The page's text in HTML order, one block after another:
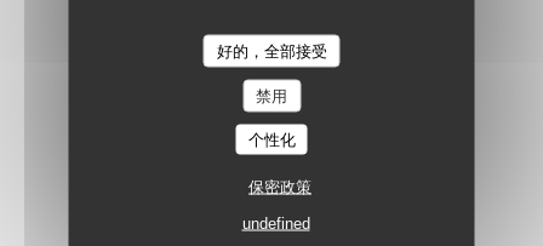
好的，全部接受
禁用
个性化
保密政策
undefined
5,00 EUR
COCA
5,00 EUR
½ SAN PELLEGRINO
TAVLINE